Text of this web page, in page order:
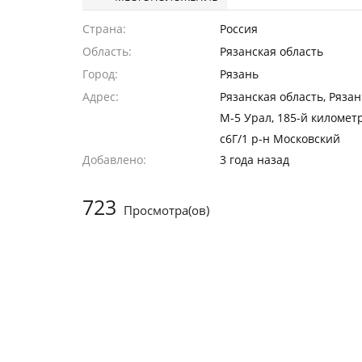
Страна
Россия
Область
Рязанская область
Город
Рязань
Адрес
Рязанская область,
М-5 Урал, 185-й
с6Г/1 р-н Московский
Добавлено
3 года назад
723 Просмотра(ов)